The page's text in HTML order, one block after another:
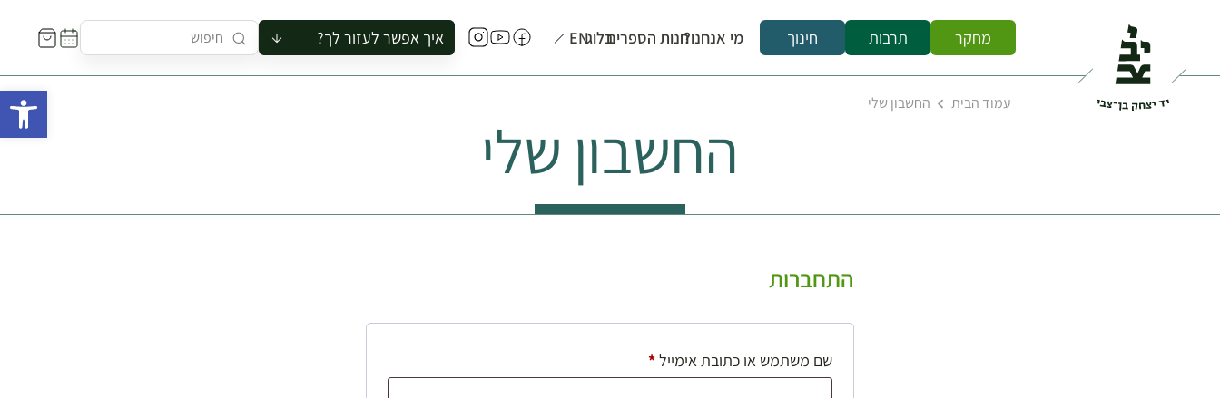
מחקר תרבות חינוך מי אנחנו?חנות הספריםבלוגEN איך אפשר לעזור לך?
להזמין סיור לקבוצה
לתאם ביקור בצריף
עמוד הבית החשבון שלי
החשבון שלי
התחברות
שם משתמש או כתובת אימייל*חובה